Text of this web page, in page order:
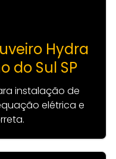
Hydra
do Sul SP
instalação de
elétrica e